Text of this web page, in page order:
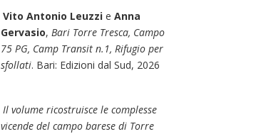
Vito Antonio Leuzzie Anna
Gervasio, Bari Torre Tresca, Campo
75 PG, Camp Transit n.1, Rifugio per
sfollati. Bari: Edizioni dal Sud, 2026
Il volume ricostruisce le complesse
vicende del campo barese di Torre